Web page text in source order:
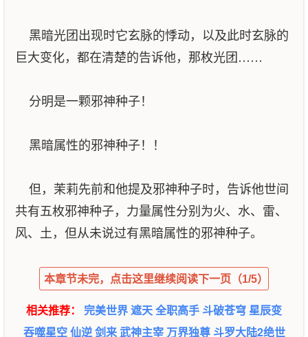
黑暗光团出现时它玄脉的悸动，以及此时玄脉的
巨大变化，都在清楚的告诉他，那枚光团……
分明是一颗邪神种子！
黑暗属性的邪神种子！！
但，茉莉先前和他提及邪神种子时，告诉他世间
共有五枚邪神种子，力量属性分别为火、水、雷、
风、土，但从未说过有黑暗属性的邪神种子。
本章节未完，点击这里继续阅读下一页（1/5）
相关推荐： 完美世界遮天全职高手 斗破苍穹星辰变
吞噬星空仙逆剑来武神主宰 万界独尊 斗罗大陆2绝世